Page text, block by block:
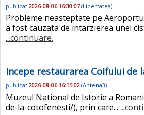
publicat 2026-08-06 16:30:07(Libertatea)
Probleme neasteptate pe
a fost cauzata de intarzierea unei
...continuare.
Incepe restaurarea Coifului
publicat 2026-08-06 16:15:02 (Antena3)
Muzeul National de Istorie a
de-la-cotofenesti/), prin care...